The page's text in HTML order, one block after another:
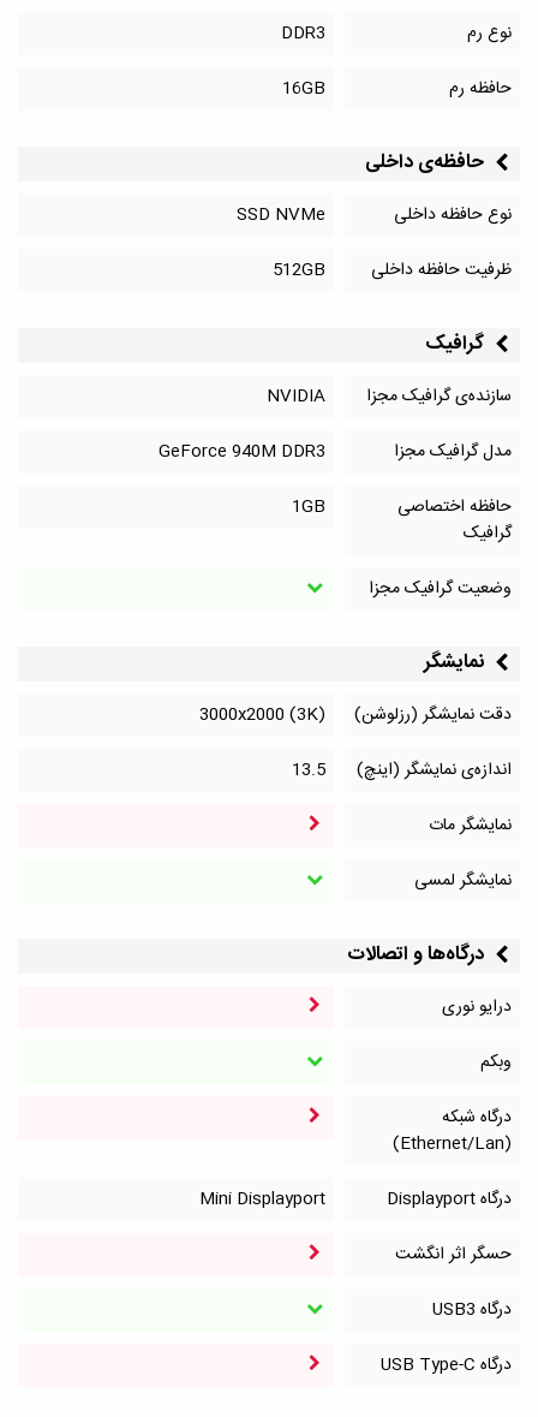
نوع رم
DDR3
حافظه رم
16GB
حافظه‌‌ی داخلی
نوع حافظه داخلی
SSD NVMe
ظرفیت حافظه داخلی
512GB
گرافیک
سازنده‌ی گرافیک مجزا
NVIDIA
مدل گرافیک مجزا
GeForce 940M DDR3
حافظه اختصاصی
گرافیک
1GB
وضعیت گرافیک مجزا
نمایشگر
دقت نمایشگر (رزلوشن)
3000x2000 (3K)
اندازه‌ی نمایشگر (اینچ)
13.5
نمایشگر مات
نمایشگر لمسی
درگاه‌ها و اتصالات
درایو نوری
وبکم
درگاه شبکه
(Ethernet/Lan)
درگاه Displayport
Mini Displayport
حسگر اثر انگشت
درگاه‌ USB3
درگاه‌ USB Type-C